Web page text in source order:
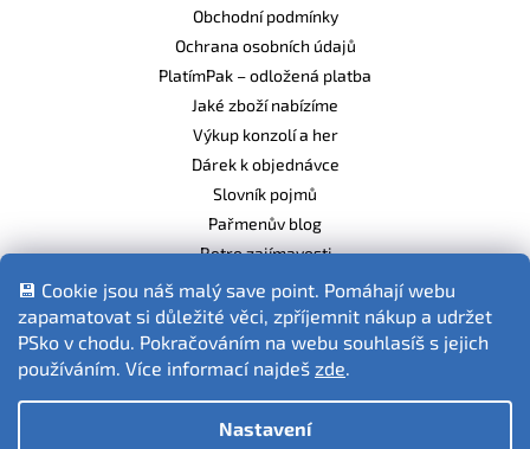
💾 Cookie jsou náš malý save point. Pomáhají webu
zapamatovat si důležité věci, zpříjemnit nákup a udržet
PSko v chodu. Pokračováním na webu souhlasíš s jejich
používáním. Více informací najdeš zde.
Nastavení
Obchodní podmínky
Ochrana osobních údajů
PlatímPak – odložená platba
Jaké zboží nabízíme
Výkup konzolí a her
Dárek k objednávce
Slovník pojmů
Pařmenův blog
Retro zajímavosti
Balíme ekologicky
Fotografie produktů jsou ilustrativní.